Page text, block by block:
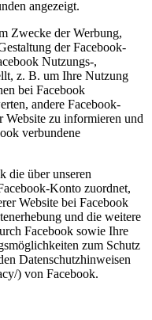
angezeigt.
Zwecke der Werbung,
der Facebook-
Nutzungs-,
z. B. um Ihre Nutzung
bei Facebook
andere Facebook-
Website zu informieren und
verbundene
die über unseren
Konto zuordnet,
Website bei Facebook
und die weitere
Facebook sowie Ihre
zum Schutz
Datenschutzhinweisen
) von Facebook.